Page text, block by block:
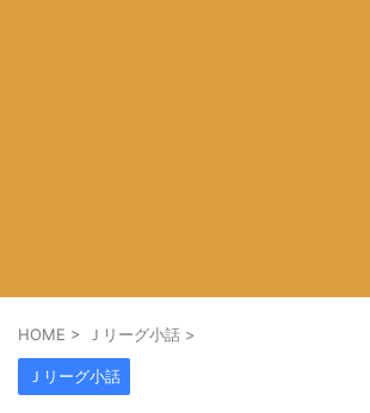
HOME > Ｊリーグ小話 >
Ｊリーグ小話